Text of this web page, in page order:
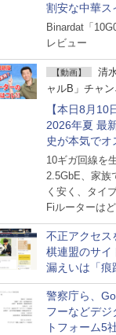
割安な中華ス
見直す
Binardat「
レビュー
【動画】
清
ャルB」チャ
【本日8月10
2026年夏 最
史が本気で
Wi-Fiルータ
ライブで解説
10ギガ回線を
2.5GbE、家族
く安く、タイ
Fiルーターは
不正アクセス
棋連盟のサイ
漏えいは「痕
警察庁ら、
フーなどデジ
トフォーム5